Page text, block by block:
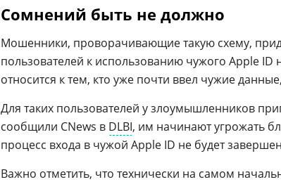
Сомнений быть не должно
Мошенники, проворачивающие такую схему,
пользователей к использованию чужого Apple ID
относится к тем, кто уже почти ввел чужие
Для таких пользователей у злоумышленников
сообщили CNews в DLBI, им начинают угрожать
процесс входа в чужой Apple ID не будет
Важно отметить, что технически на самом